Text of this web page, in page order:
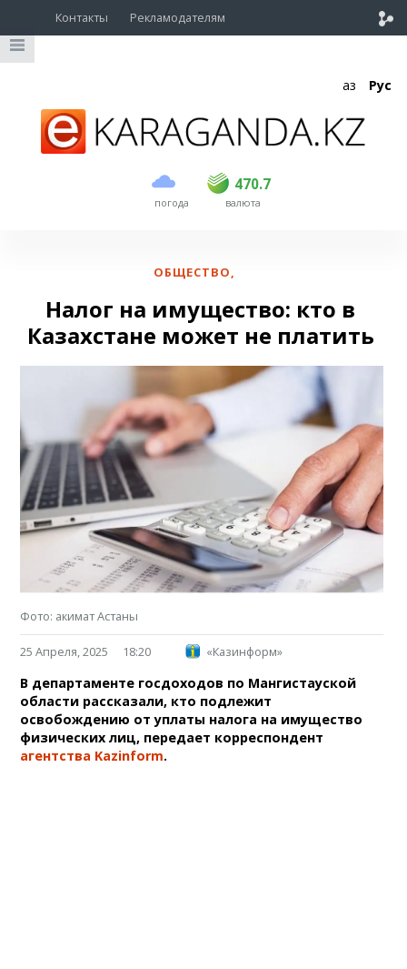
Контакты Рекламодателям
Қаз Рус
погода
470.7
USD 468.5 470.7
EUR валюта
ОБЩЕСТВО,
Налог на имущество: кто в
Казахстане может не платить
Фото: акимат Астаны
25 Апреля, 2025 18:20 «Казинформ»
В департаменте госдоходов по Мангистауской
области рассказали, кто подлежит
освобождению от уплаты налога на имущество
физических лиц, передает корреспондент
агентства Kazinform.